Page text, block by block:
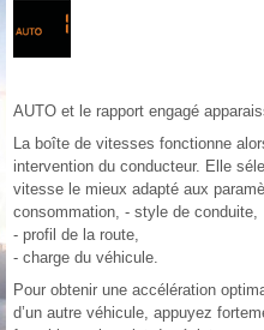
AUTO et le rapport engagé
La boîte de vitesses fonctionne
intervention du conducteur. Elle
vitesse le mieux adapté aux
consommation, - style de conduite,
- profil de la route,
- charge du véhicule.
Pour obtenir une accélération
d’un autre véhicule, appuyez